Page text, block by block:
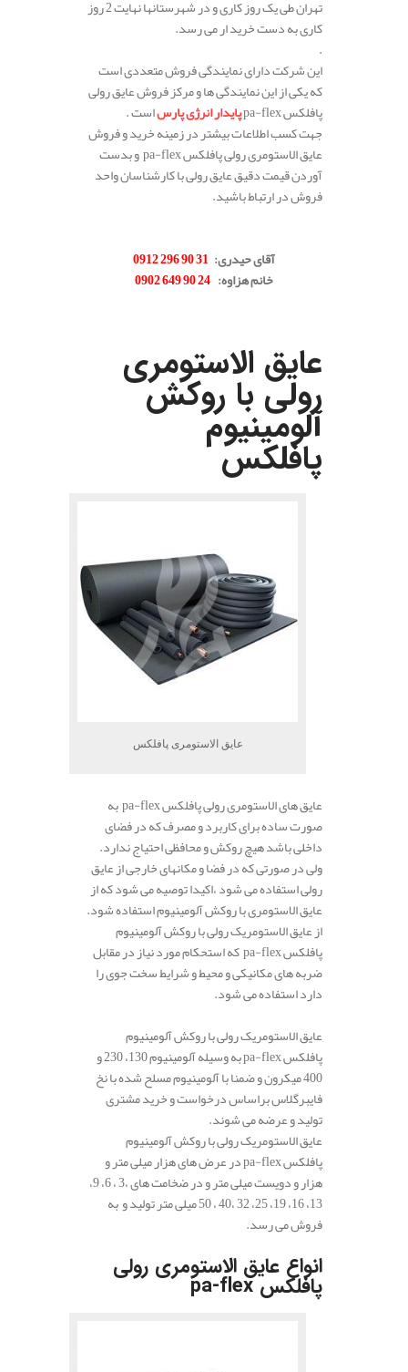
تهران طی یک روز کاری و در شهرستانها نهایت 2 روز
کاری به دست خرید ار می رسد.
.
این شرکت دارای نمایندگی فروش متعددی است
که یکی از این نمایندگی ها و مرکز فروش عایق رولی
پافلکس pa-flex
پایدار انرژی پارساست .
جهت کسب اطلاعات بیشتر در زمینه خرید و فروش
عایق الاستومری رولی پافلکس pa-flex و بدست
آوردن قیمت دقیق عایق رولی با کارشناسان واحد
فروش در ارتباط باشید.
آقای حیدری: 31 90 296 0912
خانم هزاوه: 24 90 649 0902
عایق الاستومری
رولی با روکش
آلومینیوم
پافلکس
عایق الاستومری پافلکس
عایق های الاستومری رولی پافلکس pa-flex به
صورت ساده برای کاربرد و مصرف که در فضای
داخلی باشد هیچ روکش و محافظی احتیاج ندارد.
ولی در صورتی که در فضا و مکانهای خارجی از عایق
رولی استفاده می شود ،اکیدا توصیه می شود که از
عایق الاستومری با روکش آلومینیوم استفاده شود.
از عایق الاستومریک رولی با روکش آلومینیوم
پافلکس pa-flex که استحکام مورد نیاز در مقابل
ضربه های مکانیکی و محیط و شرایط سخت جوی را
دارد استفاده می شود.
عایق الاستومریک رولی با روکش آلومینیوم
پافلکس pa-flex به وسیله آلومینیوم 130، 230 و
400 میکرون و ضمنا با آلومینیوم مسلح شده با نخ
فایبرگلاس براساس درخواست و خرید مشتری
تولید و عرضه می شوند.
عایق الاستومریک رولی با روکش آلومینیوم
پافلکس pa-flex در عرض های هزار میلی متر و
هزار و دویست میلی متر و در ضخامت های ،3 ، 6، 9،
13، 16، 19، 25، 32 ،40 ، 50 میلی متر تولید و به
فروش می رسد.
انواع عایق الاستومری رولی
پافلکس pa-flex